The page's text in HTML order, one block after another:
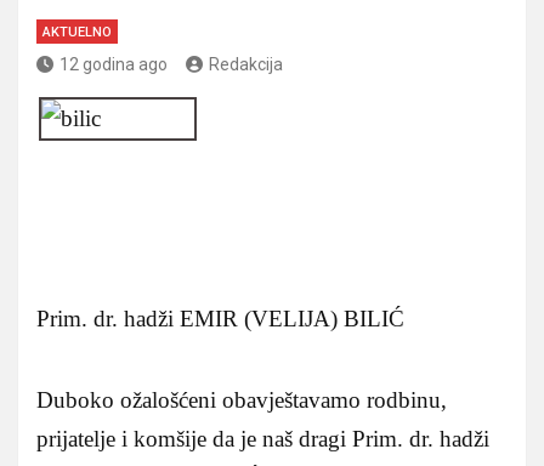
AKTUELNO
12 godina ago Redakcija
Prim. dr. hadži EMIR (VELIJA) BILIĆ
Duboko ožalošćeni obavještavamo rodbinu,
prijatelje i komšije da je naš dragi Prim. dr. hadži